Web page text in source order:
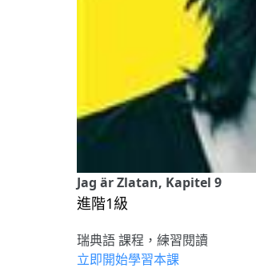
Jag är Zlatan, Kapitel 9
進階1級
瑞典語 課程，練習閱讀
立即開始學習本課